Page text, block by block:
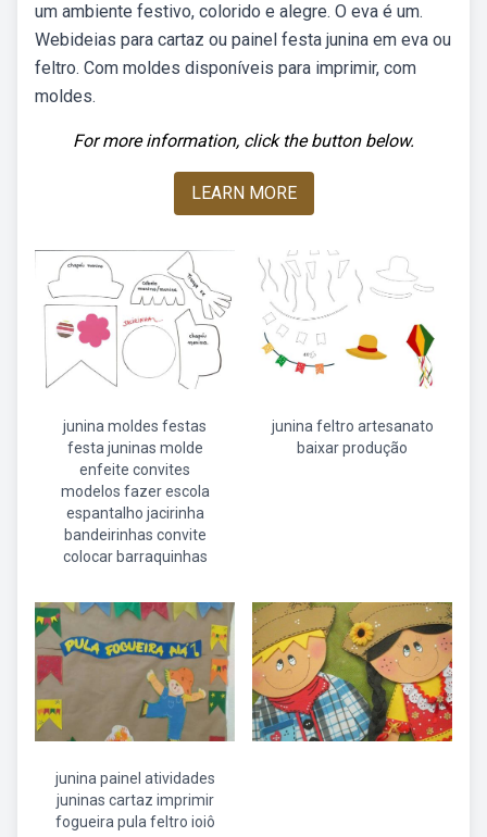
um ambiente festivo, colorido e alegre. O eva é um.
Webideias para cartaz ou painel festa junina em eva ou
feltro. Com moldes disponíveis para imprimir, com
moldes.
For more information, click the button below.
LEARN MORE
junina moldes festas
festa juninas molde
enfeite convites
modelos fazer escola
espantalho jacirinha
bandeirinhas convite
colocar barraquinhas
junina feltro artesanato
baixar produção
junina painel atividades
juninas cartaz imprimir
fogueira pula feltro ioiô